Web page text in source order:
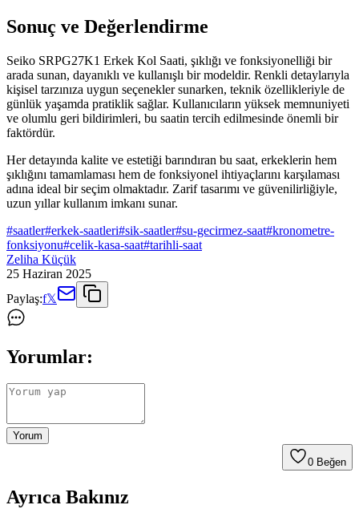
Sonuç ve Değerlendirme
Seiko SRPG27K1 Erkek Kol Saati, şıklığı ve fonksiyonelliği bir
arada sunan, dayanıklı ve kullanışlı bir modeldir. Renkli detaylarıyla
kişisel tarzınıza uygun seçenekler sunarken, teknik özellikleriyle de
günlük yaşamda pratiklik sağlar. Kullanıcıların yüksek memnuniyeti
ve olumlu geri bildirimleri, bu saatin tercih edilmesinde önemli bir
faktördür.
Her detayında kalite ve estetiği barındıran bu saat, erkeklerin hem
şıklığını tamamlaması hem de fonksiyonel ihtiyaçlarını karşılaması
adına ideal bir seçim olmaktadır. Zarif tasarımı ve güvenilirliğiyle,
uzun yıllar kullanım imkanı sunar.
#saatler#erkek-saatleri#sik-saatler#su-gecirmez-saat#kronometre-
fonksiyonu#celik-kasa-saat#tarihli-saat
Zeliha Küçük
25 Haziran 2025
Paylaş:f𝕏
Yorumlar:
Yorum
0 Beğen
Ayrıca Bakınız